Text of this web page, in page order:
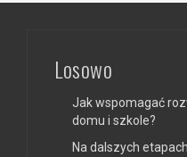
Losowo
Jak wspomagać
domu i szkole?
Na dalszych